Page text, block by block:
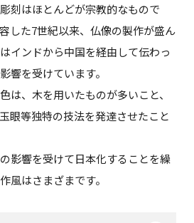
刻はほとんどが宗教的なもので
した7世紀以来、仏像の製作が盛ん
インドから中国を経由して伝わっ
響を受けています。
は、木を用いたものが多いこと、
眼等独特の技法を発達させたこと
影響を受けて日本化することを繰
風はさまざまです。